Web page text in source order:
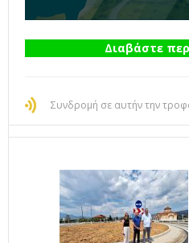
Διαβάστε
Συνδρομή σε αυτήν την